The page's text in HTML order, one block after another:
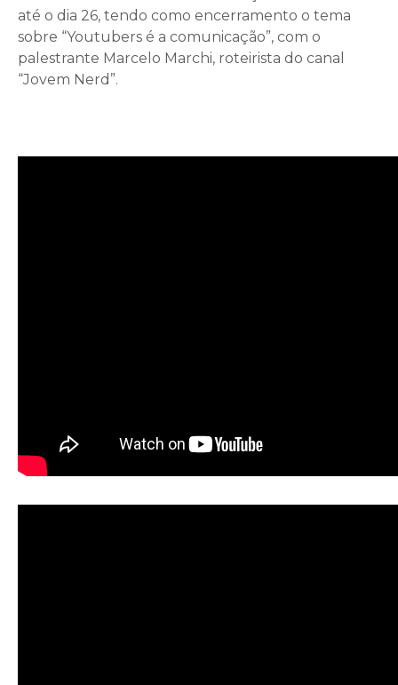
até o dia 26, tendo como encerramento o tema
sobre “Youtubers é a comunicação”, com o
palestrante Marcelo Marchi, roteirista do canal
“Jovem Nerd”.